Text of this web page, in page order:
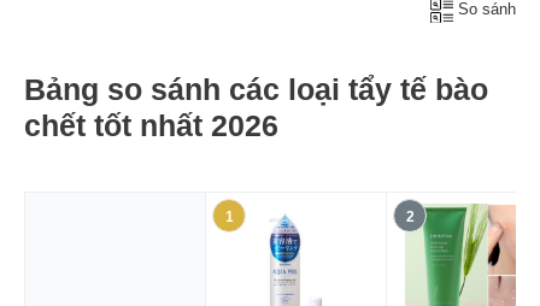
So sánh
Bảng so sánh các loại tẩy tế bào
chết tốt nhất 2026
1 2